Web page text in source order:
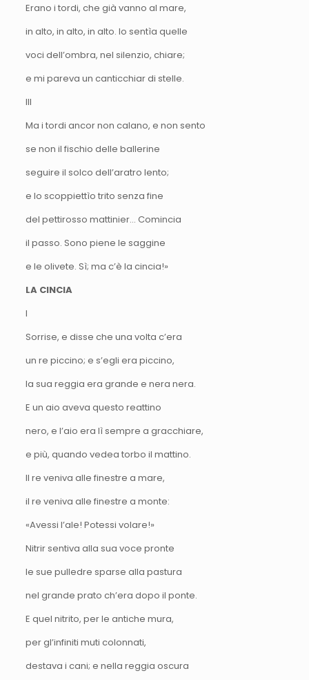
Erano i tordi, che già vanno al mare,
in alto, in alto, in alto. Io sentìa quelle
voci dell’ombra, nel silenzio, chiare;
e mi pareva un canticchiar di stelle.
III
Ma i tordi ancor non calano, e non sento
se non il fischio delle ballerine
seguire il solco dell’aratro lento;
e lo scoppiettìo trito senza fine
del pettirosso mattinier… Comincia
il passo. Sono piene le saggine
e le olivete. Sì; ma c’è la cincia!»
LA CINCIA
I
Sorrise, e disse che una volta c’era
un re piccino; e s’egli era piccino,
la sua reggia era grande e nera nera.
E un aio aveva questo reattino
nero, e l’aio era lì sempre a gracchiare,
e più, quando vedea torbo il mattino.
Il re veniva alle finestre a mare,
il re veniva alle finestre a monte:
«Avessi l’ale! Potessi volare!»
Nitrir sentiva alla sua voce pronte
le sue pulledre sparse alla pastura
nel grande prato ch’era dopo il ponte.
E quel nitrito, per le antiche mura,
per gl’infiniti muti colonnati,
destava i cani; e nella reggia oscura